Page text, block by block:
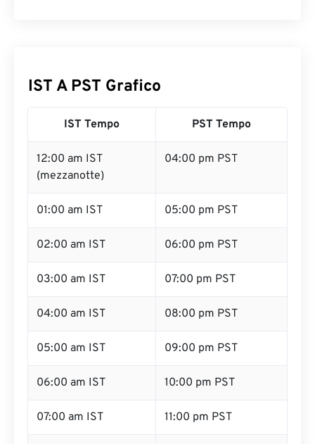
IST A PST Grafico
IST Tempo PST Tempo
12:00 am IST
(mezzanotte)
04:00 pm PST
01:00 am IST 05:00 pm PST
02:00 am IST 06:00 pm PST
03:00 am IST 07:00 pm PST
04:00 am IST 08:00 pm PST
05:00 am IST 09:00 pm PST
06:00 am IST 10:00 pm PST
07:00 am IST 11:00 pm PST